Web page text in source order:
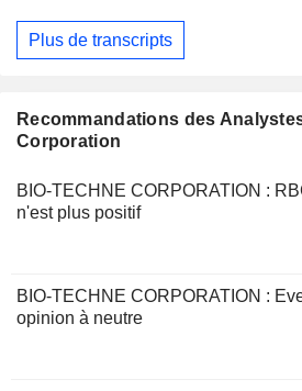
Plus de transcripts
Recommandations des
Corporation
BIO-TECHNE CORPORATION :
n'est plus positif
BIO-TECHNE CORPORATION :
opinion à neutre